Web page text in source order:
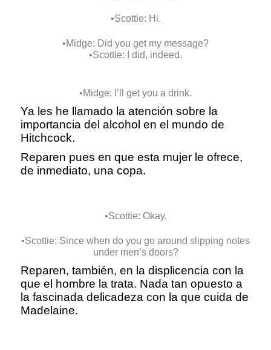
•Scottie: Hi.
•Midge: Did you get my message?
•Scottie: I did, indeed.
•Midge: I’ll get you a drink.
Ya les he llamado la atención sobre la
importancia del alcohol en el mundo de
Hitchcock.
Reparen pues en que esta mujer le ofrece,
de inmediato, una copa.
•Scottie: Okay.
•Scottie: Since when do you go around slipping notes
under men’s doors?
Reparen, también, en la displicencia con la
que el hombre la trata. Nada tan opuesto a
la fascinada delicadeza con la que cuida de
Madelaine.